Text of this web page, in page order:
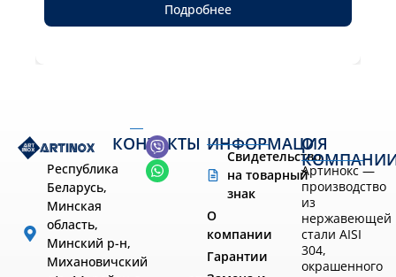
Подробнее
Республика
Беларусь,
Минская
область,
Минский р-н,
Михановичский
КОНТАКТЫ ИНФОРМАЦИЯ
Свидетельство
на товарный
знак
О
компании
Гарантии
О
Артинокс —
производство
из
нержавеющей
стали AISI
304,
окрашенного